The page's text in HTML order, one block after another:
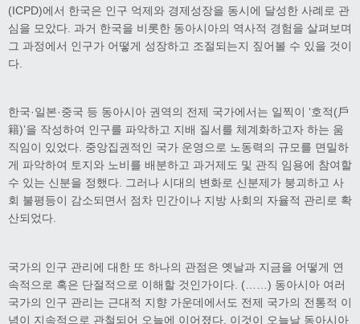
(ICPD)에서 한국은 인구 억제와 경제성장을 동시에 달성한 사례로 관
심을 모았다. 과거 한국을 비롯한 동아시아의 역사적 경험을 살펴보며
그 과정에서 인구가 어떻게 성장하고 조절되는지 짚어볼 수 있을 것이
다.
한국·일본·중국 등 동아시아 권역의 전제 국가에서는 일찍이 ‘호적(戶
籍)’을 작성하여 인구를 파악하고 지배 질서를 체계화하고자 하는 움
직임이 있었다. 중앙집권적인 국가 운영으로 노동력의 규모를 면밀하
게 파악하여 토지와 노비를 배분하고 과거제도 및 관직 임용에 참여할
수 있는 신분을 정했다. 그러나 시대의 변화로 신분제가 붕괴하고 사
회 불평등이 감소되면서 점차 민간이나 지방 사회의 자율적 관리로 확
산되었다.
국가의 인구 관리에 대한 또 하나의 관점은 옛날과 지금을 어떻게 연
속적으로 혹은 단절적으로 이해할 것인가이다. (……) 동아시아 여러
국가의 인구 관리는 근대적 지향 가운데에서도 전제 국가의 전통적 이
념이 지속적으로 관철되어 오늘에 이어졌다. 이것이 오늘날 동아시아